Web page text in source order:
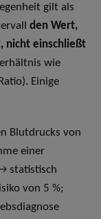
gilt als
den Wert,
nicht einschließt
wie
Einige
Blutdrucks von
einer
statistisch
von 5 %;